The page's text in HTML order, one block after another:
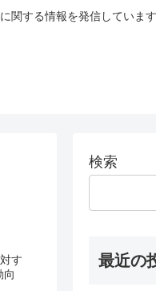
関する情報を発信しています
す
向
検索
最近の